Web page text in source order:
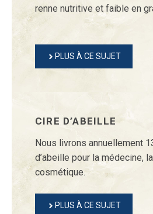
renne nutritive et faible en
PLUS À CE SUJET
CIRE D’ABEILLE
Nous livrons annuellement
d’abeille pour la médecine,
cosmétique.
PLUS À CE SUJET